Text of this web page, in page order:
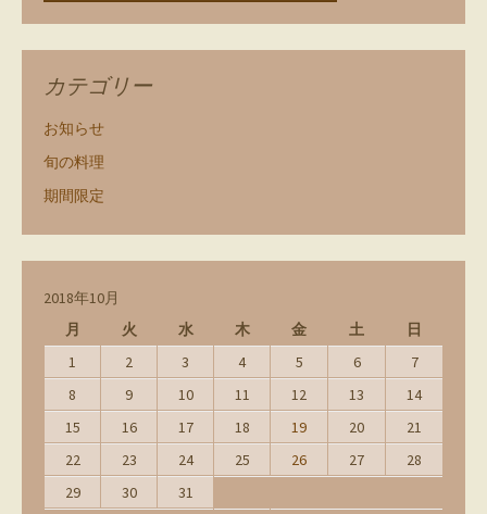
カテゴリー
お知らせ
旬の料理
期間限定
2018年10月
月
火 水 木 金 土 日
1 2 3 4 5 6
7
8
9 10 11 12 13
14
15
16 17 18 19 20
21
22
23 24 25 26 27
28
29
30 31